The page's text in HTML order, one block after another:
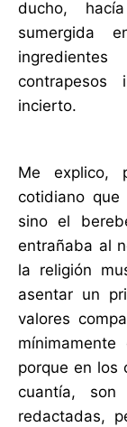
ducho,
sumergida
contrapesos
incierto.
Me explico,
cotidiano
sino el
entrañaba al
la religión
asentar un
valores
porque en los
cuantía,
redactadas,